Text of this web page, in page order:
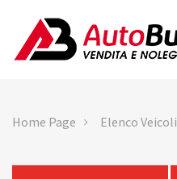
Home Page Elenco Veicoli